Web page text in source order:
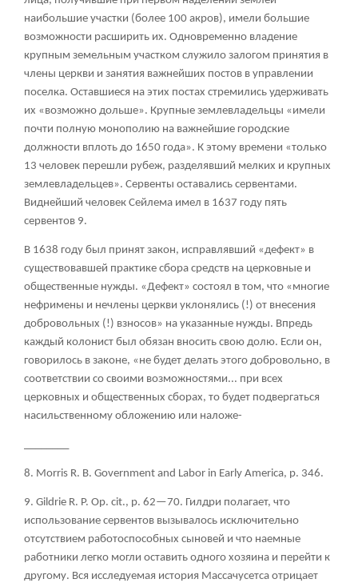
наибольшие участки (более 100 акров), имели большие
возможности расширить их. Одновременно владение
крупным земельным участком служило залогом принятия в
члены церкви и занятия важнейших постов в управлении
поселка. Оставшиеся на этих постах стремились удерживать
их «возможно дольше». Крупные землевладельцы «имели
почти полную монополию на важнейшие городские
должности вплоть до 1650 года». К этому времени «только
13 человек перешли рубеж, разделявший мелких и крупных
землевладельцев». Сервенты оставались сервентами.
Виднейший человек Сейлема имел в 1637 году пять
сервентов 9.
В 1638 году был принят закон, исправлявший «дефект» в
существовавшей практике сбора средств на церковные и
общественные нужды. «Дефект» состоял в том, что «многие
нефримены и нечлены церкви уклонялись (!) от внесения
добровольных (!) взносов» на указанные нужды. Впредь
каждый колонист был обязан вносить свою долю. Если он,
говорилось в законе, «не будет делать этого добровольно, в
соответствии со своими возможностями... при всех
церковных и общественных сборах, то будет подвергаться
насильственному обложению или наложе-
8. Morris R. В. Government and Labor in Early America, p. 346.
9. Gildrie R. P. Op. cit., p. 62—70. Гилдри полагает, что
использование сервентов вызывалось исключительно
отсутствием работоспособных сыновей и что наемные
работники легко могли оставить одного хозяина и перейти к
другому. Вся исследуемая история Массачусетса отрицает